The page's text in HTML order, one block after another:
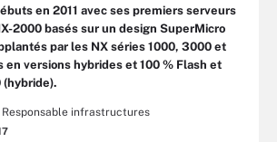
en 2011 avec ses premiers serveurs
2000 basés sur un design SuperMicro
par les NX séries 1000, 3000 et
en versions hybrides et 100 % Flash et
(hybride).
Responsable infrastructures